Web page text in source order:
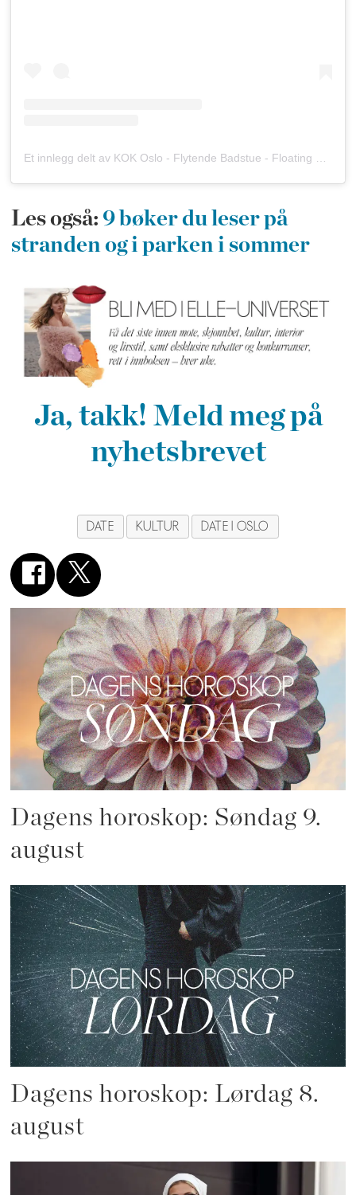
Les også: 9 bøker du leser på
stranden og i parken i sommer
Ja, takk! Meld meg på
nyhetsbrevet
DATE KULTUR DATE I OSLO
Dagens horoskop: Søndag 9.
august
Dagens horoskop: Lørdag 8.
august